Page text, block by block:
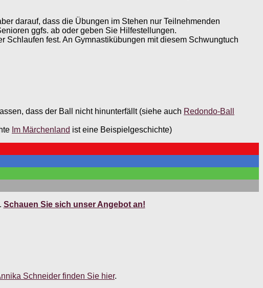
darauf, dass die Übungen im Stehen nur Teilnehmenden
ggfs. ab oder geben Sie Hilfestellungen.
Schlaufen fest. An Gymnastikübungen mit diesem Schwungtuch
dass der Ball nicht hinunterfällt (siehe auch Redondo-Ball
Im Märchenland ist eine Beispielgeschichte)
Schauen Sie sich unser Angebot an!
Schneider finden Sie hier.